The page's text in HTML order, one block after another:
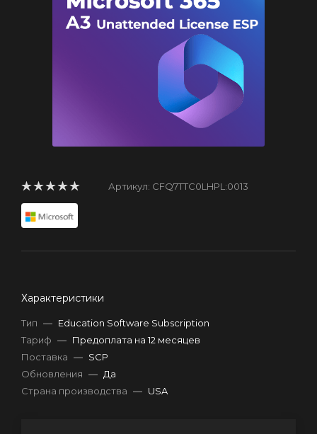
Артикул: CFQ7TTC0LHPL:0013
Характеристики
Тип — Education Software Subscription
Тариф — Предоплата на 12 месяцев
Поставка — SCP
Обновления — Да
Страна производства — USA